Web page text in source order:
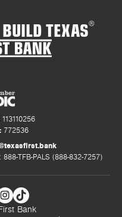
TEXAS®
113110256
772536
TFB-PALS (888-832-7257)
Bank